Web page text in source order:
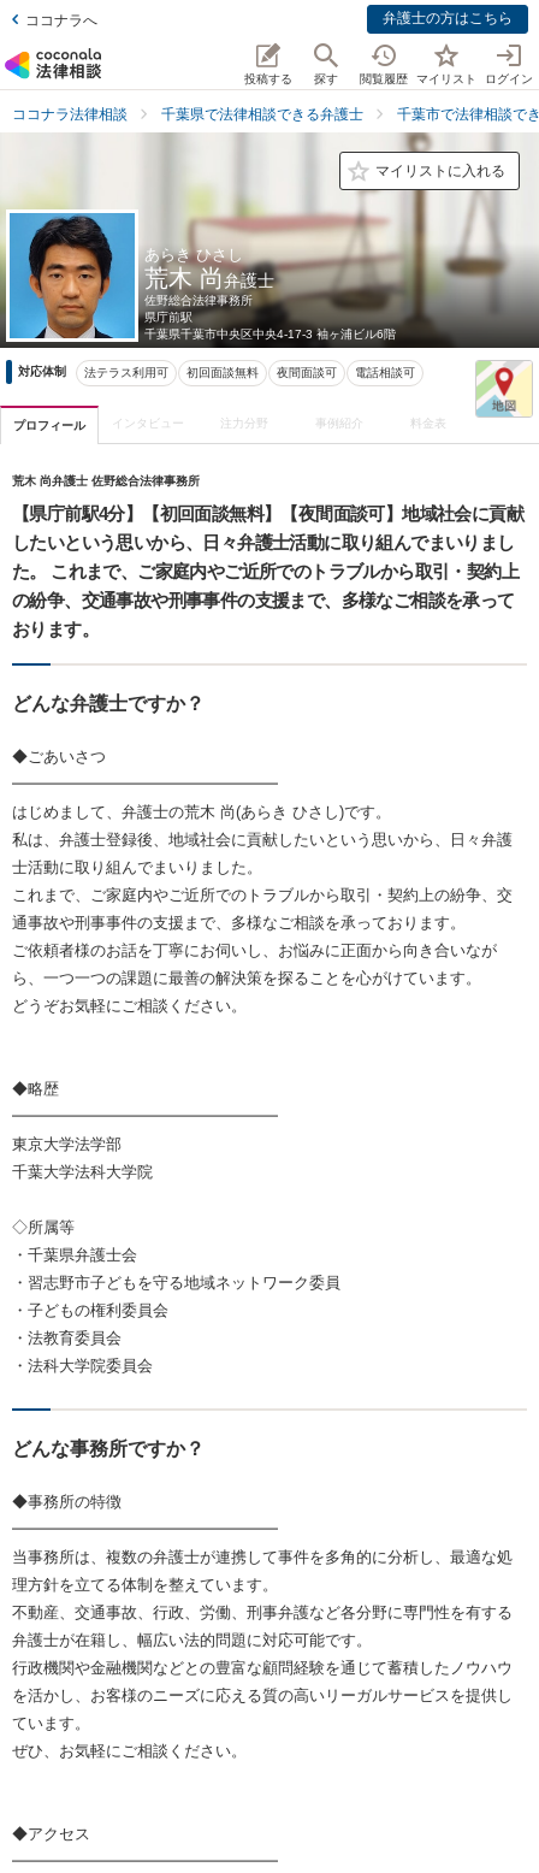
ココナラへ 弁護士の方はこちら
投稿する 探す 閲覧履歴 マイリスト ログイン
ココナラ法律相談 千葉県で法律相談できる弁護士 千葉市で法律相談で
マイリストに入れる
あらき ひさし
荒木 尚弁護士
佐野総合法律事務所
県庁前駅
千葉県千葉市中央区中央4-17-3 袖ヶ浦ビル6階
対応体制 法テラス利用可 初回面談無料 夜間面談可 電話相談可
プロフィール インタビュー 注力分野 事例紹介 料金表
荒木 尚弁護士 佐野総合法律事務所
【県庁前駅4分】【初回面談無料】【夜間面談可】地域社会に貢献
したいという思いから、日々弁護士活動に取り組んでまいりまし
た。 これまで、ご家庭内やご近所でのトラブルから取引・契約上
の紛争、交通事故や刑事事件の支援まで、多様なご相談を承って
おります。
どんな弁護士ですか？
◆ごあいさつ
━━━━━━━━━━━━━━━━━
はじめまして、弁護士の荒木 尚(あらき ひさし)です。
私は、弁護士登録後、地域社会に貢献したいという思いから、日々弁護
士活動に取り組んでまいりました。
これまで、ご家庭内やご近所でのトラブルから取引・契約上の紛争、交
通事故や刑事事件の支援まで、多様なご相談を承っております。
ご依頼者様のお話を丁寧にお伺いし、お悩みに正面から向き合いなが
ら、一つ一つの課題に最善の解決策を探ることを心がけています。
どうぞお気軽にご相談ください。
◆略歴
━━━━━━━━━━━━━━━━━
東京大学法学部
千葉大学法科大学院
◇所属等
・千葉県弁護士会
・習志野市子どもを守る地域ネットワーク委員
・子どもの権利委員会
・法教育委員会
・法科大学院委員会
どんな事務所ですか？
◆事務所の特徴
━━━━━━━━━━━━━━━━━
当事務所は、複数の弁護士が連携して事件を多角的に分析し、最適な処
理方針を立てる体制を整えています。
不動産、交通事故、行政、労働、刑事弁護など各分野に専門性を有する
弁護士が在籍し、幅広い法的問題に対応可能です。
行政機関や金融機関などとの豊富な顧問経験を通じて蓄積したノウハウ
を活かし、お客様のニーズに応える質の高いリーガルサービスを提供し
ています。
ぜひ、お気軽にご相談ください。
◆アクセス
━━━━━━━━━━━━━━━━━